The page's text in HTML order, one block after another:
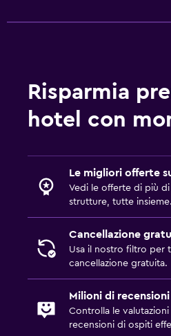
Risparmia
hotel con
Le migliori offerte
Vedi le offerte di più
strutture, tutte insieme.
Cancellazione
Usa il nostro filtro per
cancellazione gratuita.
Milioni di recensioni
Controlla le
recensioni di ospiti